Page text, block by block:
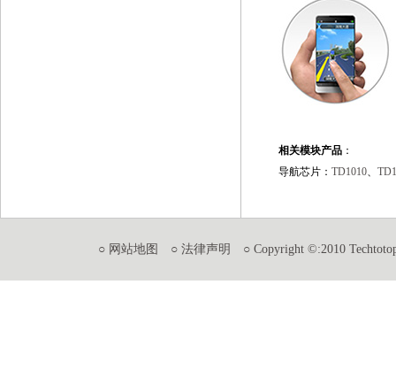
相关模块产品 ：
导航芯片： TD1010、
○ 网站地图 ○ 法律声明 ○ Copyright ©:2010